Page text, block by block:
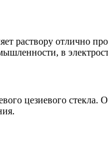
раствору отлично
в
цезиевого